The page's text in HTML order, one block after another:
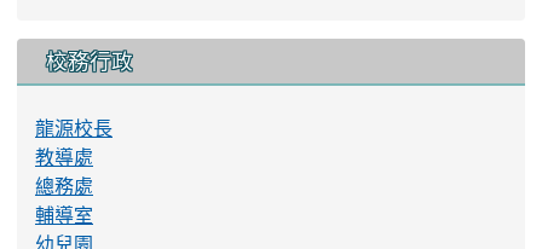
校務行政
龍源校長
教導處
總務處
輔導室